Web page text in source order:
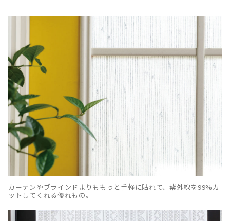
カーテンやブラインドよりももっと手軽に貼れて、紫外線を99%カ
ットしてくれる優れもの。